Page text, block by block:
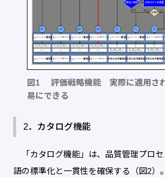
図1 評価戦略機能 実際に適用さ
易にできる
2．カタログ機能
「カタログ機能」は、品質管理プロセ
語の標準化と一貫性を確保する（図2）